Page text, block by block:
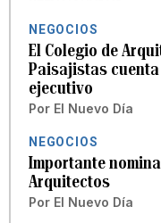
NEGOCIOS
El Colegio de
Paisajistas
ejecutivo
Por El Nuevo Día
NEGOCIOS
Importante
Arquitectos
Por El Nuevo Día